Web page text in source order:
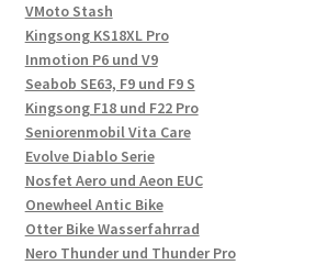
VMoto Stash
Kingsong KS18XL Pro
Inmotion P6 und V9
Seabob SE63, F9 und F9 S
Kingsong F18 und F22 Pro
Seniorenmobil Vita Care
Evolve Diablo Serie
Nosfet Aero und Aeon EUC
Onewheel Antic Bike
Otter Bike Wasserfahrrad
Nero Thunder und Thunder Pro